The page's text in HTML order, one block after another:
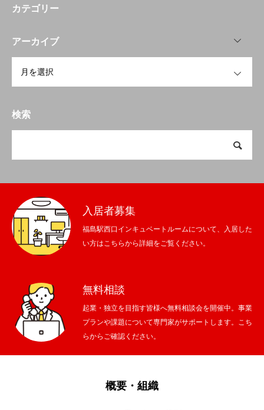
カテゴリー
アーカイブ
検索
入居者募集
福島駅西口インキュベートルームについて、入居した
い方はこちらから詳細をご覧ください。
無料相談
起業・独立を目指す皆様へ無料相談会を開催中。事業
プランや課題について専門家がサポートします。こち
らからご確認ください。
概要・組織